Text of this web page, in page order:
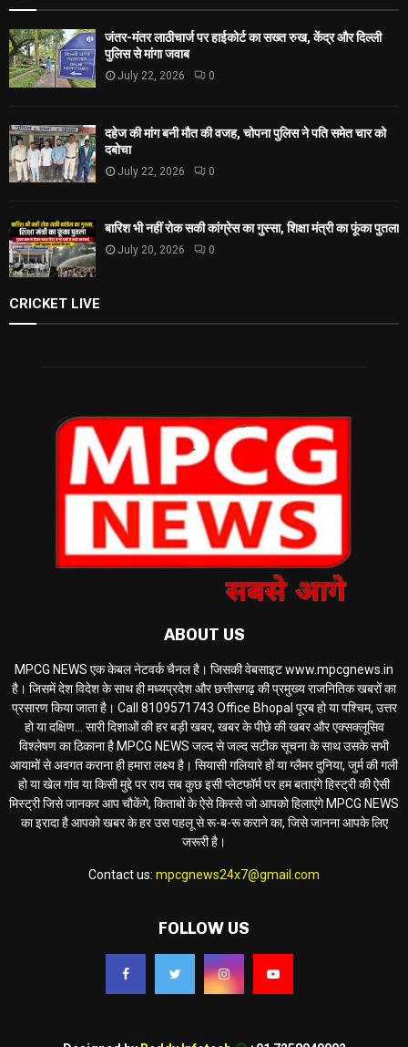
जंतर-मंतर लाठीचार्ज पर हाईकोर्ट का सख्त रुख, केंद्र और दिल्ली
पुलिस से मांगा जवाब
July 22, 2026 0
दहेज की मांग बनी मौत की वजह, चोपना पुलिस ने पति समेत चार को
दबोचा
July 22, 2026 0
बारिश भी नहीं रोक सकी कांग्रेस का गुस्सा, शिक्षा मंत्री का फूंका पुतला
July 20, 2026 0
CRICKET LIVE
ABOUT US
MPCG NEWS एक केबल नेटवर्क चैनल है। जिसकी वेबसाइट www.mpcgnews.in
है। जिसमें देश विदेश के साथ ही मध्यप्रदेश और छत्तीसगढ़ की प्रमुख्य राजनितिक खबरों का
प्रसारण किया जाता है। Call 8109571743 Office Bhopal पूरब हो या पश्चिम, उत्तर
हो या दक्षिण... सारी दिशाओं की हर बड़ी खबर, खबर के पीछे की खबर और एक्सक्लूसिव
विश्लेषण का ठिकाना है MPCG NEWS जल्द से जल्द सटीक सूचना के साथ उसके सभी
आयामों से अवगत कराना ही हमारा लक्ष्य है। सियासी गलियारे हों या ग्लैमर दुनिया, जुर्म की गली
हो या खेल गांव या किसी मुद्दे पर राय सब कुछ इसी प्लेटफॉर्म पर हम बताएंगे हिस्ट्री की ऐसी
मिस्ट्री जिसे जानकर आप चौकेंगे, किताबों के ऐसे किस्से जो आपको हिलाएंगे MPCG NEWS
का इरादा है आपको खबर के हर उस पहलू से रू-ब-रू कराने का, जिसे जानना आपके लिए
जरूरी है।
Contact us: mpcgnews24x7@gmail.com
FOLLOW US